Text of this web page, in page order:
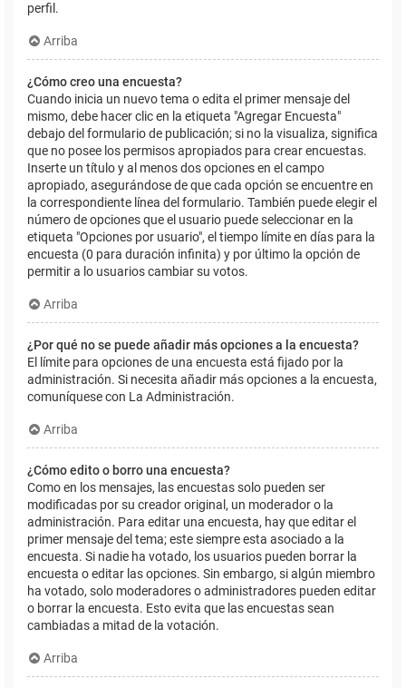
perfil.
Arriba
¿Cómo creo una encuesta?
Cuando inicia un nuevo tema o edita el primer mensaje del
mismo, debe hacer clic en la etiqueta "Agregar Encuesta"
debajo del formulario de publicación; si no la visualiza, significa
que no posee los permisos apropiados para crear encuestas.
Inserte un título y al menos dos opciones en el campo
apropiado, asegurándose de que cada opción se encuentre en
la correspondiente línea del formulario. También puede elegir el
número de opciones que el usuario puede seleccionar en la
etiqueta "Opciones por usuario", el tiempo límite en días para la
encuesta (0 para duración infinita) y por último la opción de
permitir a lo usuarios cambiar su votos.
Arriba
¿Por qué no se puede añadir más opciones a la encuesta?
El límite para opciones de una encuesta está fijado por la
administración. Si necesita añadir más opciones a la encuesta,
comuníquese con La Administración.
Arriba
¿Cómo edito o borro una encuesta?
Como en los mensajes, las encuestas solo pueden ser
modificadas por su creador original, un moderador o la
administración. Para editar una encuesta, hay que editar el
primer mensaje del tema; este siempre esta asociado a la
encuesta. Si nadie ha votado, los usuarios pueden borrar la
encuesta o editar las opciones. Sin embargo, si algún miembro
ha votado, solo moderadores o administradores pueden editar
o borrar la encuesta. Esto evita que las encuestas sean
cambiadas a mitad de la votación.
Arriba